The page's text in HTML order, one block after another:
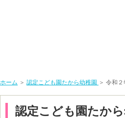
ホーム ＞ 認定こども園たから幼稚園 ＞ 令和
認定こども園たか